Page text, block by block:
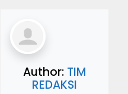
Author: TIM
REDAKSI